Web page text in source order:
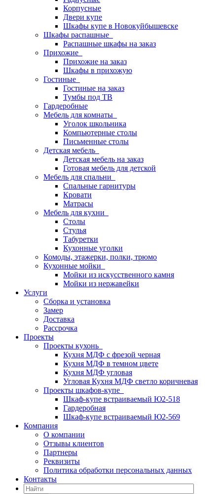
Корпусные
Двери купе
Шкафы купе в Новокуйбышевске
Шкафы распашные
Распашные шкафы на заказ
Прихожие
Прихожие на заказ
Шкафы в прихожую
Гостиные
Гостиные на заказ
Тумбы под ТВ
Гардеробные
Мебель для комнаты
Уголок школьника
Компьютерные столы
Письменные столы
Детская мебель
Детская мебель на заказ
Готовая мебель для детской
Мебель для спальни
Спальные гарнитуры
Кровати
Матрасы
Мебель для кухни
Столы
Стулья
Табуретки
Кухонные уголки
Комоды, этажерки, полки, трюмо
Кухонные мойки
Мойки из искусственного камня
Мойки из нержавейки
Услуги
Сборка и установка
Замер
Доставка
Рассрочка
Проекты
Проекты кухонь
Кухня МДФ с фрезой черная
Кухня МДФ в темном цвете
Кухня МДФ угловая
Угловая Кухня МДФ светло коричневая
Проекты шкафов-купе
Шкаф-купе встраиваемый Ю2-518
Гардеробная
Шкаф-купе встраиваемый Ю2-569
Компания
О компании
Отзывы клиентов
Партнеры
Реквизиты
Политика обработки персональных данных
Контакты